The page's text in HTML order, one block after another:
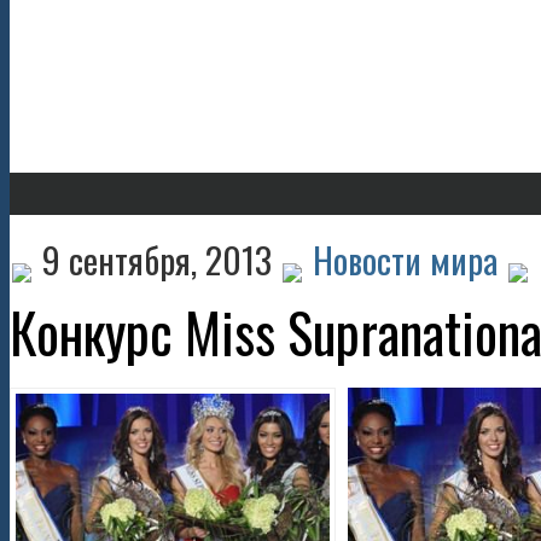
9 сентября, 2013 Новости мира
Конкурс Miss